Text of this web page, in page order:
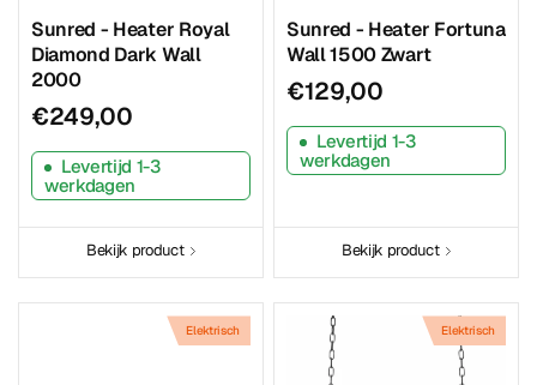
Sunred - Heater Royal
Diamond Dark Wall
2000
€249,00
Levertijd 1-3
werkdagen
Bekijk product
Sunred - Heater Fortuna
Wall 1500 Zwart
€129,00
Levertijd 1-3
werkdagen
Bekijk product
Elektrisch Elektrisch